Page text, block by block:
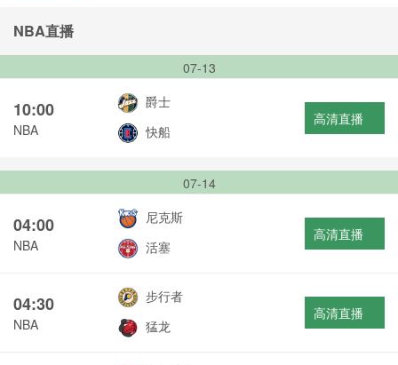
NBA直播
07-13
10:00
NBA
爵士
快船
高清直播
07-14
04:00
NBA
尼克斯
活塞
高清直播
04:30
NBA
步行者
猛龙
高清直播